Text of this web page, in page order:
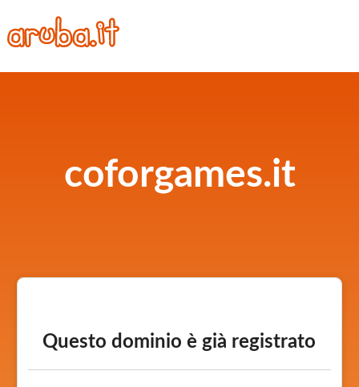
coforgames.it
Questo dominio è già registrato